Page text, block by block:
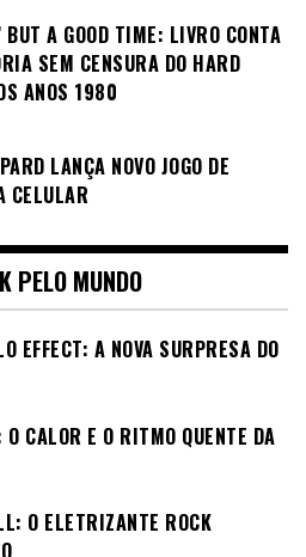
BUT A GOOD TIME: LIVRO CONTA
SEM CENSURA DO HARD
ANOS 1980
LANÇA NOVO JOGO DE
CELULAR
PELO MUNDO
EFFECT: A NOVA SURPRESA DO
CALOR E O RITMO QUENTE DA
O ELETRIZANTE ROCK